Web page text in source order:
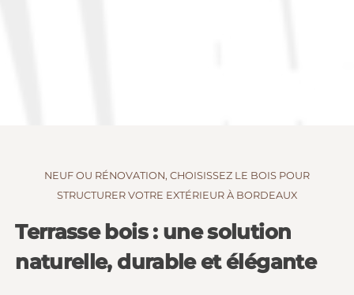
NEUF OU RÉNOVATION, CHOISISSEZ LE BOIS POUR
STRUCTURER VOTRE EXTÉRIEUR À BORDEAUX
Terrasse bois : une solution
naturelle, durable et élégante